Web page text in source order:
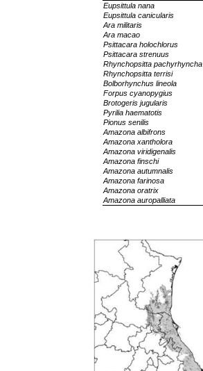
Eupsittula nana
Eupsittula canicularis
Ara militaris
Ara macao
Psittacara holochlorus
Psittacara strenuus
Rhynchopsitta pachyrhyncha
Rhynchopsitta terrisi
Bolborhynchus lineola
Forpus cyanopygius
Brotogeris jugularis
Pyrilia haematotis
Pionus senilis
Amazona albifrons
Amazona xantholora
Amazona viridigenalis
Amazona finschi
Amazona autumnalis
Amazona farinosa
Amazona oratrix
Amazona auropalliata